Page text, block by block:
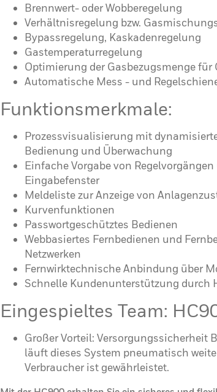
Brennwert- oder Wobberegelung
Verhältnisregelung bzw.
Bypassregelung, Kaskadenregelung
Gastemperaturregelung
Optimierung der Gasbezugsmenge für
Automatische Mess - und
Funktionsmerkmale:
Prozessvisualisierung mit
Bedienung und Überwachung
Einfache Vorgabe von
Eingabefenster
Meldeliste zur Anzeige von
Kurvenfunktionen
Passwortgeschütztes Bedienen
Webbasiertes Fernbedienen und
Netzwerken
Fernwirktechnische Anbindung über
Schnelle Kundenunterstützung durch
Eingespieltes Team:
Großer Vorteil: Versorgungssicherheit
läuft dieses System pneumatisch
Verbraucher ist gewährleistet.